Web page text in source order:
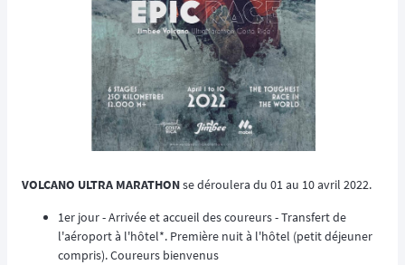
VOLCANO ULTRA MARATHONse déroulera du 01 au 10 avril 2022.
1er jour - Arrivée et accueil des coureurs - Transfert de
l'aéroport à l'hôtel*. Première nuit à l'hôtel (petit déjeuner
compris). Coureurs bienvenus